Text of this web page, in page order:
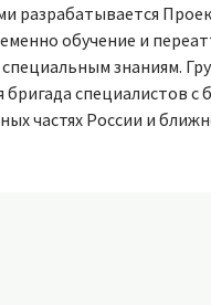
разрабатывается
обучение и
знаниям.
специалистов
частях России и